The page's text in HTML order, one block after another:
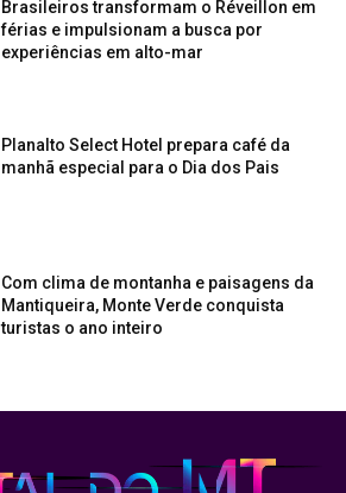
Brasileiros transformam o Réveillon em
férias e impulsionam a busca por
experiências em alto-mar
Planalto Select Hotel prepara café da
manhã especial para o Dia dos Pais
Com clima de montanha e paisagens da
Mantiqueira, Monte Verde conquista
turistas o ano inteiro